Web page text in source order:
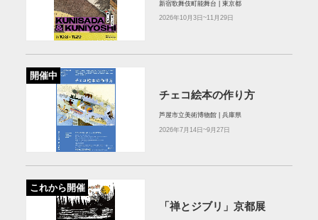
新宿歌舞伎町能舞台 | 東京都
2026年10月3日~11月29日
開催中
チェコ絵本の作り方
芦屋市立美術博物館 | 兵庫県
2026年7月14日~9月27日
これから開催
「禅とジブリ」京都展